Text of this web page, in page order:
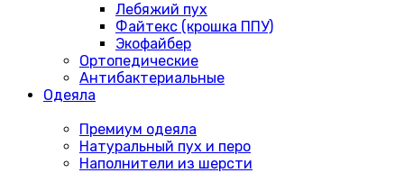
Лебяжий пух
Файтекс (крошка ППУ)
Экофайбер
Ортопедические
Антибактериальные
Одеяла
Премиум одеяла
Натуральный пух и перо
Наполнители из шерсти